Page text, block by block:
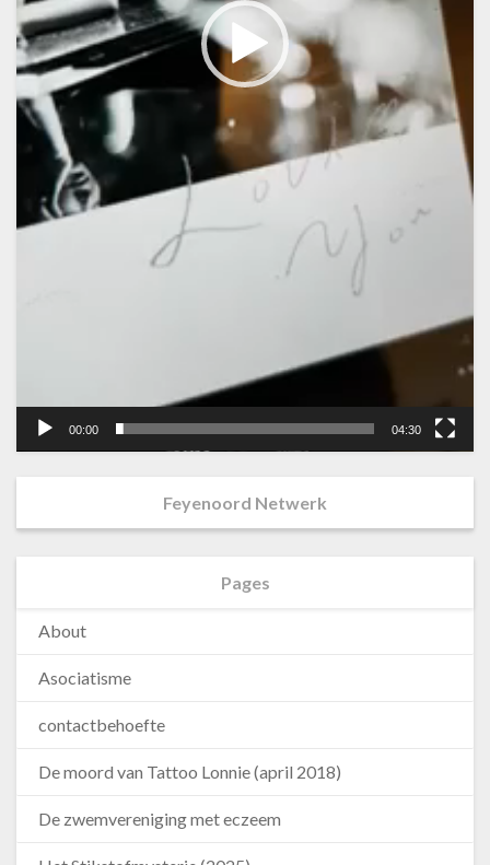
00:00 04:30
Feyenoord Netwerk
Pages
About
Asociatisme
contactbehoefte
De moord van Tattoo Lonnie (april 2018)
De zwemvereniging met eczeem